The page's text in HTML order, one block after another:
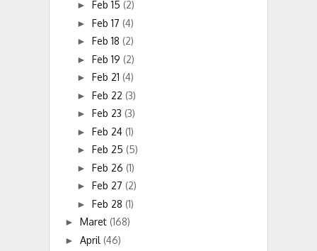
► Feb 15 (2)
► Feb 17 (4)
► Feb 18 (2)
► Feb 19 (2)
► Feb 21 (4)
► Feb 22 (3)
► Feb 23 (3)
► Feb 24 (1)
► Feb 25 (5)
► Feb 26 (1)
► Feb 27 (2)
► Feb 28 (1)
► Maret (168)
► April (46)